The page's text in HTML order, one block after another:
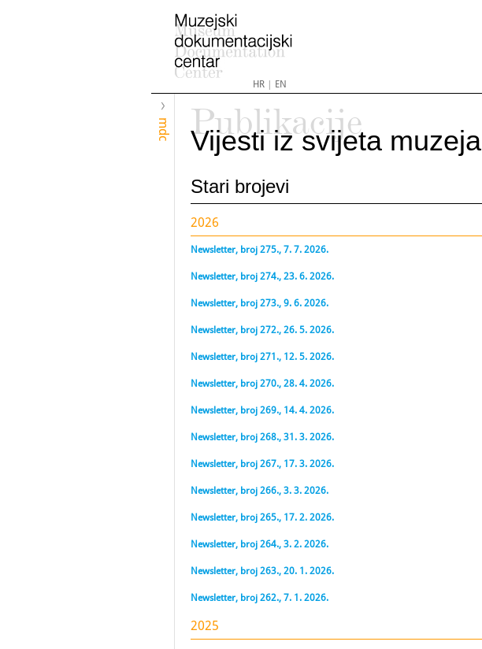
HR| EN
mdc
Publikacije
Vijesti iz svijeta muzeja
Stari brojevi
2026
Newsletter, broj 275., 7. 7. 2026.
Newsletter, broj 274., 23. 6. 2026.
Newsletter, broj 273., 9. 6. 2026.
Newsletter, broj 272., 26. 5. 2026.
Newsletter, broj 271., 12. 5. 2026.
Newsletter, broj 270., 28. 4. 2026.
Newsletter, broj 269., 14. 4. 2026.
Newsletter, broj 268., 31. 3. 2026.
Newsletter, broj 267., 17. 3. 2026.
Newsletter, broj 266., 3. 3. 2026.
Newsletter, broj 265., 17. 2. 2026.
Newsletter, broj 264., 3. 2. 2026.
Newsletter, broj 263., 20. 1. 2026.
Newsletter, broj 262., 7. 1. 2026.
2025